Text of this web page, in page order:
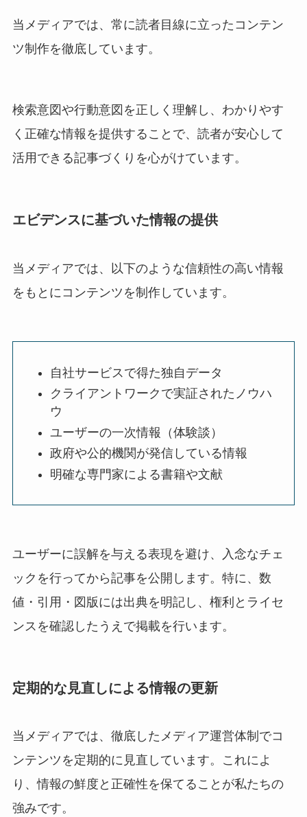
当メディアでは、常に読者目線に立ったコンテン
ツ制作を徹底しています。
検索意図や行動意図を正しく理解し、わかりやす
く正確な情報を提供することで、読者が安心して
活用できる記事づくりを心がけています。
エビデンスに基づいた情報の提供
当メディアでは、以下のような信頼性の高い情報
をもとにコンテンツを制作しています。
自社サービスで得た独自データ
クライアントワークで実証されたノウハ
ウ
ユーザーの一次情報（体験談）
政府や公的機関が発信している情報
明確な専門家による書籍や文献
ユーザーに誤解を与える表現を避け、入念なチェ
ックを行ってから記事を公開します。特に、数
値・引用・図版には出典を明記し、権利とライセ
ンスを確認したうえで掲載を行います。
定期的な見直しによる情報の更新
当メディアでは、徹底したメディア運営体制でコ
ンテンツを定期的に見直しています。これによ
り、情報の鮮度と正確性を保てることが私たちの
強みです。